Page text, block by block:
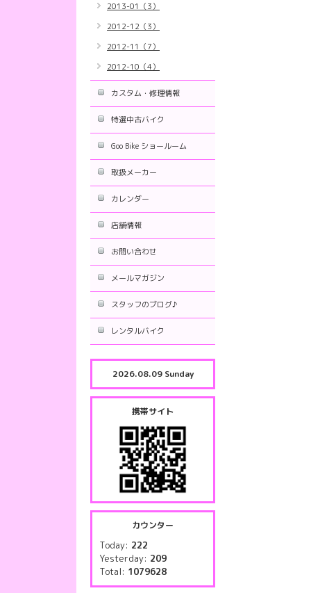
2013-01（3）
2012-12（3）
2012-11（7）
2012-10（4）
カスタム・修理情報
特選中古バイク
Goo Bike ショールーム
取扱メーカー
カレンダー
店舗情報
お問い合わせ
メールマガジン
スタッフのブログ♪
レンタルバイク
2026.08.09 Sunday
携帯サイト
カウンター
Today: 222
Yesterday: 209
Total: 1079628